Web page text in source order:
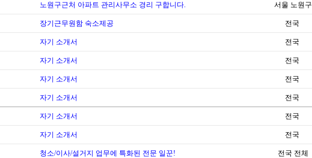
노원구근처 아파트 관리사무소 경리 구합니다. 서울 노원구
장기근무원함 숙소제공 전국
자기 소개서 전국
자기 소개서 전국
자기 소개서 전국
자기 소개서 전국
자기 소개서 전국
자기 소개서 전국
청소/이사/설거지 업무에 특화된 전문 일꾼! 전국 전체